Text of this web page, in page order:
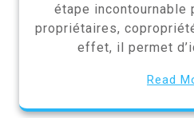
étape incontournable
propriétaires,
effet, il permet
Read